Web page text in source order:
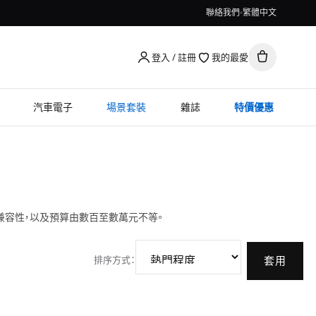
聯絡我們 繁體中文
登入 / 註冊 我的最愛
汽車電子 場景套裝 雜誌 特價優惠
性，以及預算由數百至數萬元不等。
排序方式： 套用